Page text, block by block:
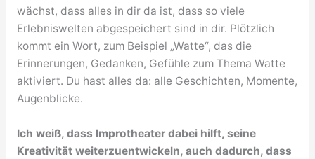
wächst, dass alles in dir da ist, dass so viele
Erlebniswelten abgespeichert sind in dir. Plötzlich
kommt ein Wort, zum Beispiel „Watte“, das die
Erinnerungen, Gedanken, Gefühle zum Thema Watte
aktiviert. Du hast alles da: alle Geschichten, Momente,
Augenblicke.
Ich weiß, dass Improtheater dabei hilft, seine
Kreativität weiterzuentwickeln, auch dadurch, dass